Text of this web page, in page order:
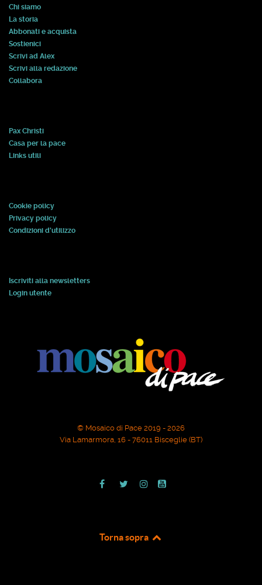
Chi siamo
La storia
Abbonati e acquista
Sostienici
Scrivi ad Alex
Scrivi alla redazione
Collabora
Pax Christi
Casa per la pace
Links utili
Cookie policy
Privacy policy
Condizioni d'utilizzo
Iscriviti alla newsletters
Login utente
© Mosaico di Pace 2019 - 2026
Via Lamarmora, 16 - 76011 Bisceglie (BT)
Torna sopra